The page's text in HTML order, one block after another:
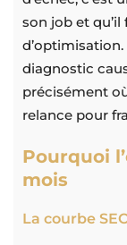
son job et
diagnostic
précisément
relance pour
Pourquoi
mois
La courbe